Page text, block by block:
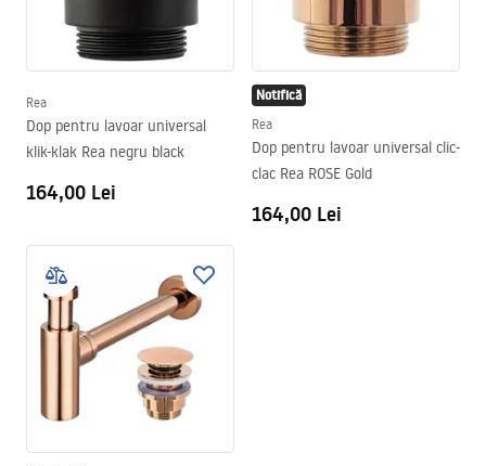
Rea
Dop pentru lavoar universal
klik-klak Rea negru black
164,00 Lei
Notifică
Rea
Dop pentru lavoar universal clic-
clac Rea ROSE Gold
164,00 Lei